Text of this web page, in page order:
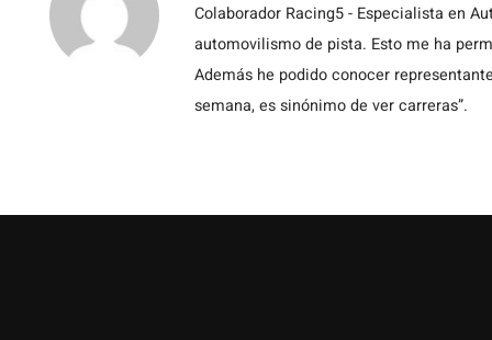
Colaborador Racing5 - Especialista en
automovilismo de pista. Esto me ha
Además he podido conocer
semana, es sinónimo de ver carreras”.